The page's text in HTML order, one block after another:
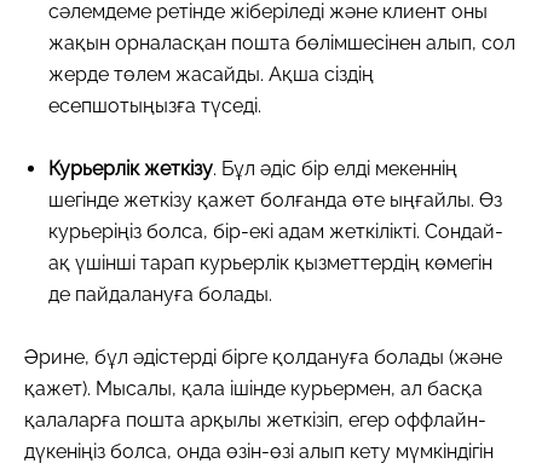
сәлемдеме ретінде жіберіледі және клиент оны
жақын орналасқан пошта бөлімшесінен алып, сол
жерде төлем жасайды. Ақша сіздің
есепшотыңызға түседі.
Курьерлік жеткізу. Бұл әдіс бір елді мекеннің
шегінде жеткізу қажет болғанда өте ыңғайлы. Өз
курьеріңіз болса, бір-екі адам жеткілікті. Сондай-
ақ үшінші тарап курьерлік қызметтердің көмегін
де пайдалануға болады.
Әрине, бұл әдістерді бірге қолдануға болады (және
қажет). Мысалы, қала ішінде курьермен, ал басқа
қалаларға пошта арқылы жеткізіп, егер оффлайн-
дүкеніңіз болса, онда өзін-өзі алып кету мүмкіндігін